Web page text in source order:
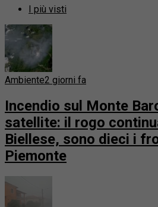
I più visti
Ambiente2 giorni fa
Incendio sul Monte
satellite: il rogo
Biellese, sono dieci i
Piemonte